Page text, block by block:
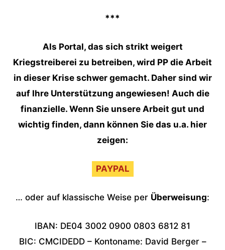
***
Als Portal, das sich strikt weigert
Kriegstreiberei zu betreiben, wird PP die Arbeit
in dieser Krise schwer gemacht. Daher sind wir
auf Ihre Unterstützung angewiesen! Auch die
finanzielle. Wenn Sie unsere Arbeit gut und
wichtig finden, dann können Sie das u.a. hier
zeigen:
PAYPAL
… oder auf klassische Weise per Überweisung:
IBAN: DE04 3002 0900 0803 6812 81
BIC: CMCIDEDD – Kontoname: David Berger –